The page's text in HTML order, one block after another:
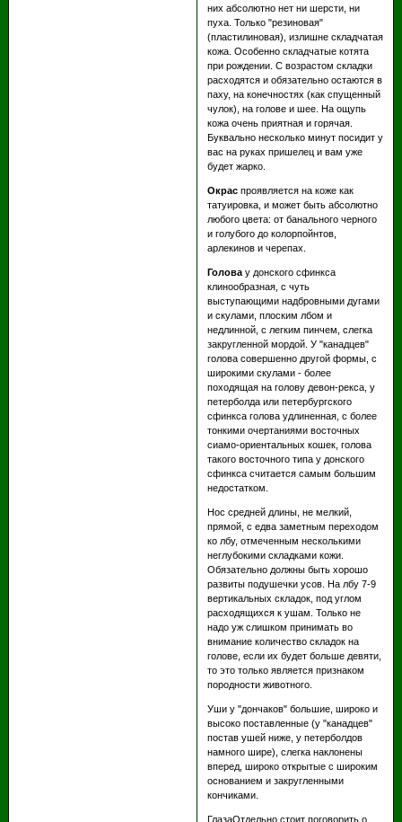
них абсолютно нет ни шерсти, ни
пуха. Только "резиновая"
(пластилиновая), излишне складчатая
кожа. Особенно складчатые котята
при рождении. С возрастом складки
расходятся и обязательно остаются в
паху, на конечностях (как спущенный
чулок), на голове и шее. На ощупь
кожа очень приятная и горячая.
Буквально несколько минут посидит у
вас на руках пришелец и вам уже
будет жарко.
Окраспроявляется на коже как
татуировка, и может быть абсолютно
любого цвета: от банального черного
и голубого до колорпойнтов,
арлекинов и черепах.
Головау донского сфинкса
клинообразная, с чуть
выступающими надбровными дугами
и скулами, плоским лбом и
недлинной, с легким пинчем, слегка
закругленной мордой. У "канадцев"
голова совершенно другой формы, с
широкими скулами - более
походящая на голову девон-рекса, у
петерболда или петербургского
сфинкса голова удлиненная, с более
тонкими очертаниями восточных
сиамо-ориентальных кошек, голова
такого восточного типа у донского
сфинкса считается самым большим
недостатком.
Нос средней длины, не мелкий,
прямой, с едва заметным переходом
ко лбу, отмеченным несколькими
неглубокими складками кожи.
Обязательно должны быть хорошо
развиты подушечки усов. На лбу 7-9
вертикальных складок, под углом
расходящихся к ушам. Только не
надо уж слишком принимать во
внимание количество складок на
голове, если их будет больше девяти,
то это только является признаком
породности животного.
Уши у "дончаков" большие, широко и
высоко поставленные (у "канадцев"
постав ушей ниже, у петерболдов
намного шире), слегка наклонены
вперед, широко открытые с широким
основанием и закругленными
кончиками.
ГлазаОтдельно стоит поговорить о